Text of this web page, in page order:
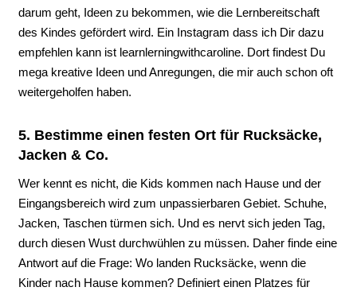
darum geht, Ideen zu bekommen, wie die Lernbereitschaft
des Kindes gefördert wird. Ein Instagram dass ich Dir dazu
empfehlen kann ist learnlerningwithcaroline. Dort findest Du
mega kreative Ideen und Anregungen, die mir auch schon oft
weitergeholfen haben.
5. Bestimme einen festen Ort für Rucksäcke,
Jacken & Co.
Wer kennt es nicht, die Kids kommen nach Hause und der
Eingangsbereich wird zum unpassierbaren Gebiet. Schuhe,
Jacken, Taschen türmen sich. Und es nervt sich jeden Tag,
durch diesen Wust durchwühlen zu müssen. Daher finde eine
Antwort auf die Frage: Wo landen Rucksäcke, wenn die
Kinder nach Hause kommen? Definiert einen Platzes für